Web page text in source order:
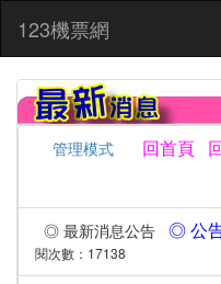
123機票網
管理模式 回首頁
◎ 最新消息公告 ◎ 公
閱次數：17138